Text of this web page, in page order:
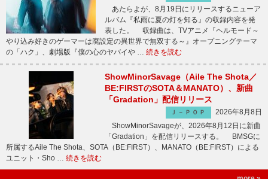
あたらよが、8月19日にリリースするニューア
ルバム『私雨に夏の灯を知る』の収録内容を発
表した。 収録曲は、TVアニメ『ヘルモード～
やり込み好きのゲーマーは廃設定の異世界で無双する～』オープニングテーマ
の「ハク」、劇場版『僕の心のヤバイや … 続きを読む
ShowMinorSavage（Aile The Shota／
BE:FIRSTのSOTA＆MANATO）、新曲
「Gradation」配信リリース
Ｊ－ＰＯＰ
2026年8月8日
ShowMinorSavageが、2026年8月12日に新曲
「Gradation」を配信リリースする。 BMSGに
所属するAile The Shota、SOTA（BE:FIRST）、MANATO（BE:FIRST）による
ユニット・Sho … 続きを読む